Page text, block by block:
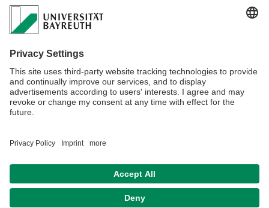
Text und Redaktion:
Christian Wißler, M.A.
Kommunikation
95440 Bayreuth
Telefon: +49 (0)921 / 55-5356
E-Mail:mediendienst-forschung@uni-bayreuth.de
Barrierefreiheitserklärung